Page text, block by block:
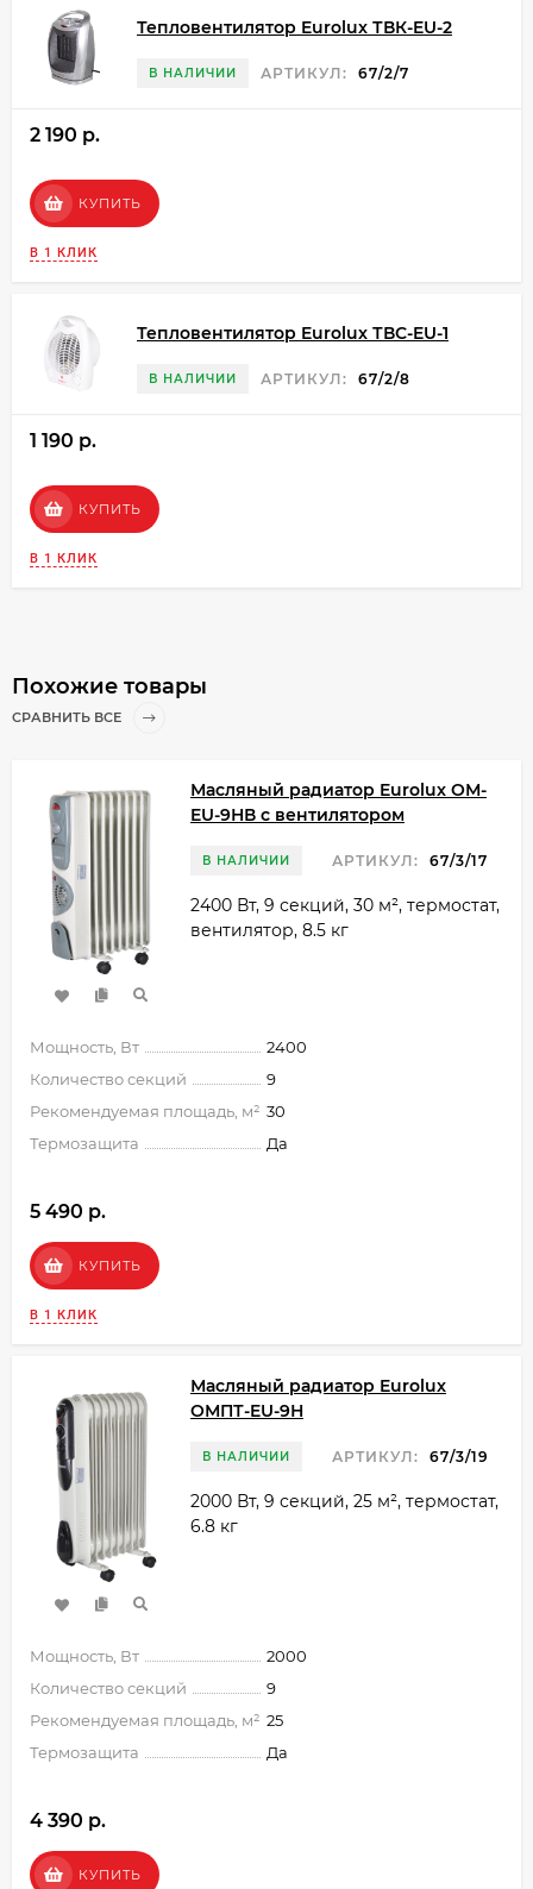
Тепловентилятор Eurolux ТВК-EU-2
В НАЛИЧИИ АРТИКУЛ: 67/2/7
2 190 p.
КУПИТЬ
В 1 КЛИК
Тепловентилятор Eurolux ТВС-EU-1
В НАЛИЧИИ АРТИКУЛ: 67/2/8
1 190 p.
КУПИТЬ
В 1 КЛИК
Похожие товары
СРАВНИТЬ ВСЕ
Масляный радиатор Eurolux ОМ-
EU-9НВ с вентилятором
В НАЛИЧИИ АРТИКУЛ: 67/3/17
2400 Вт, 9 секций, 30 м², термостат,
вентилятор, 8.5 кг
Мощность, Вт
2400
Количество секций
9
Рекомендуемая площадь, м² 30
Термозащита
Да
5 490 p.
КУПИТЬ
В 1 КЛИК
Масляный радиатор Eurolux
ОМПТ-EU-9Н
В НАЛИЧИИ АРТИКУЛ: 67/3/19
2000 Вт, 9 секций, 25 м², термостат,
6.8 кг
Мощность, Вт
2000
Количество секций
9
Рекомендуемая площадь, м² 25
Термозащита
Да
4 390 p.
КУПИТЬ